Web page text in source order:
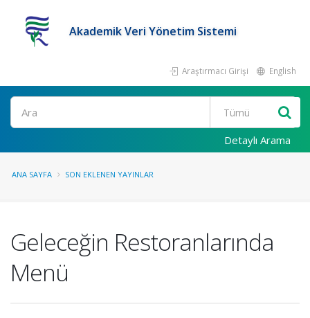
Akademik Veri Yönetim Sistemi
Araştırmacı Girişi English
Ara
Detaylı Arama
ANA SAYFA SON EKLENEN YAYINLAR
Geleceğin Restoranlarında
Menü